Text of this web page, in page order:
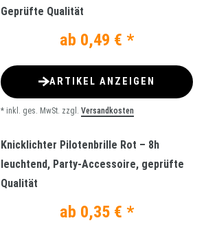
Geprüfte Qualität
ab 0,49 € *
ARTIKEL ANZEIGEN
* inkl. ges. MwSt. zzgl. Versandkosten
Knicklichter Pilotenbrille Rot – 8h
leuchtend, Party-Accessoire, geprüfte
Qualität
ab 0,35 € *